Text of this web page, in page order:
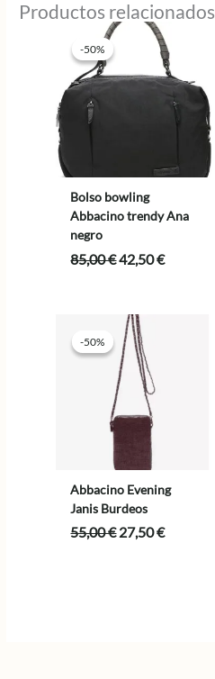
Productos relacionados
-50%
-50%
Bolso bowling
Abbacino trendy Ana
negro
85,00€El
era:
85,00 €.
42,50€El
-50%
-50%
Abbacino Evening
Janis Burdeos
55,00€El
27,50€El